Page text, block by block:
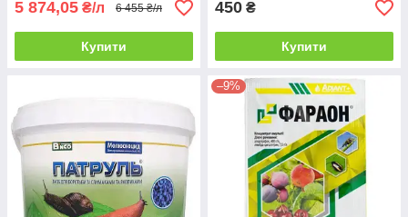
5 874,05 ₴/л 6 455 ₴/л
Купити
450 ₴
Купити
–9%